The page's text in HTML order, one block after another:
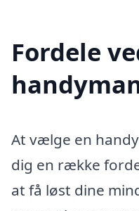
Fordele
At vælge en
dig en række
at få løst dine